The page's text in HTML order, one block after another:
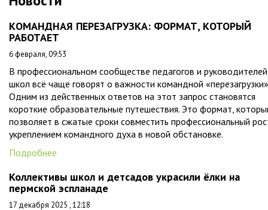
КОМАНДНАЯ ПЕРЕЗАГРУЗКА: ФОРМАТ, КОТОРЫЙ
РАБОТАЕТ
6 февраля, 09:53
В профессиональном сообществе педагогов и руководителей
школ всё чаще говорят о важности командной
Одним из действенных ответов на этот запрос становятся
короткие образовательные путешествия. Это формат,
позволяет в сжатые сроки совместить профессиональный
укреплением командного духа в новой обстановке.
Подробнее
Коллективы школ и детсадов украсили ёлки на
пермской эспланаде
17 декабря 2025 , 12:18